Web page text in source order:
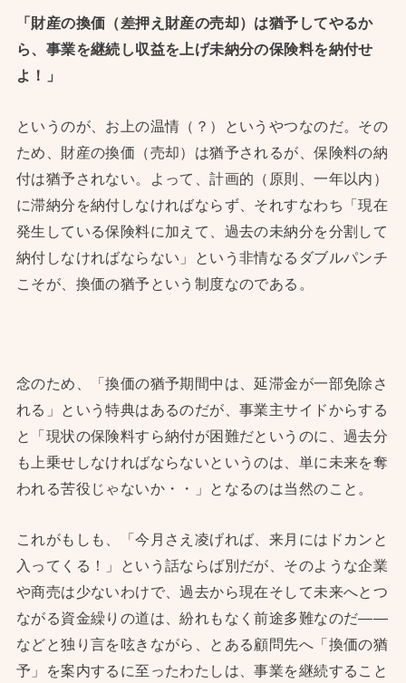
「財産の換価（差押え財産の売却）は猶予してやるか
ら、事業を継続し収益を上げ未納分の保険料を納付せ
よ！」
というのが、お上の温情（？）というやつなのだ。その
ため、財産の換価（売却）は猶予されるが、保険料の納
付は猶予されない。よって、計画的（原則、一年以内）
に滞納分を納付しなければならず、それすなわち「現在
発生している保険料に加えて、過去の未納分を分割して
納付しなければならない」という非情なるダブルパンチ
こそが、換価の猶予という制度なのである。
念のため、「換価の猶予期間中は、延滞金が一部免除さ
れる」という特典はあるのだが、事業主サイドからする
と「現状の保険料すら納付が困難だというのに、過去分
も上乗せしなければならないというのは、単に未来を奪
われる苦役じゃないか・・」となるのは当然のこと。
これがもしも、「今月さえ凌げれば、来月にはドカンと
入ってくる！」という話ならば別だが、そのような企業
や商売は少ないわけで、過去から現在そして未来へとつ
ながる資金繰りの道は、紛れもなく前途多難なのだ——
などと独り言を呟きながら、とある顧問先へ「換価の猶
予」を案内するに至ったわたしは、事業を継続すること